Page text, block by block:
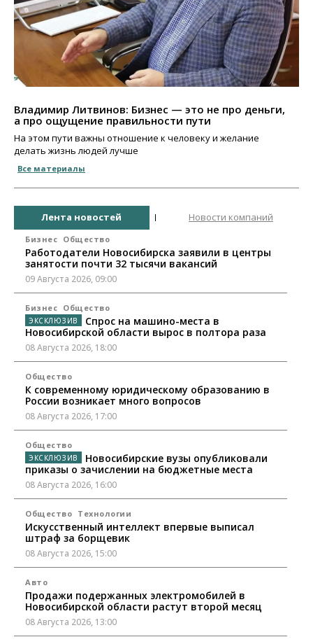
Владимир Литвинов: Бизнес — это не про деньги,
а про ощущение правильности пути
На этом пути важны отношение к человеку и желание
делать жизнь людей лучше
Все материалы
Лента новостей Новости компаний
Бизнес Общество
Работодатели Новосибирска заявили в центры
занятости почти 32 тысячи вакансий
09 Августа 2026, 09:00
Бизнес Общество
Спрос на машино-места в
Новосибирской области вырос в полтора раза
08 Августа 2026, 18:00
Общество
К современному юридическому образованию в
России возникает много вопросов
08 Августа 2026, 17:00
Общество
Новосибирские вузы опубликовали
приказы о зачислении на бюджетные места
08 Августа 2026, 16:00
Общество Технологии
Искусственный интеллект впервые выписал
штраф за борщевик
08 Августа 2026, 15:00
Авто
Продажи подержанных электромобилей в
Новосибирской области растут второй месяц
08 Августа 2026, 13:00